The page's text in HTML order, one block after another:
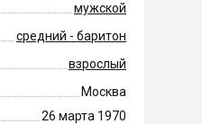
мужской
средний - баритон
взрослый
Москва
26 марта 1970